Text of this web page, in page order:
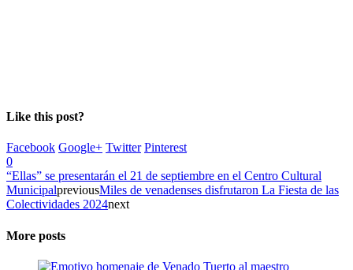
Like this post?
Facebook Google+ Twitter Pinterest
0
“Ellas” se presentarán el 21 de septiembre en el Centro Cultural
MunicipalpreviousMiles de venadenses disfrutaron La Fiesta de las
Colectividades 2024next
More posts